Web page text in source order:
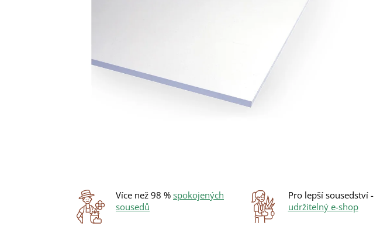
Více než 98 % spokojených
sousedů
Pro lepší sousedství -
udržitelný e-shop